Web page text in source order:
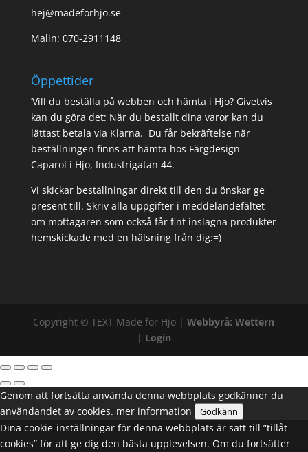
hej@madeforhjo.se
Malin: 070-2911148
Öppettider
’Vill du beställa på webben och hämta i Hjo? Givetvis
kan du göra det: När du beställt dina varor kan du
lättast betala via Klarna. Du får bekräftelse när
beställningen finns att hämta hos Färgdesign
Caparol i Hjo, Industrigatan 44.
Vi skickar beställningar direkt till den du önskar ge
present till. Skriv alla uppgifter i meddelandefältet
om mottagaren som också får fint inslagna produkter
hemskickade med en hälsning från dig:=)
Copyright ©TEXT Made for Hjo |Webbyrå: Wettern
| Login
Genom att fortsätta använda denna webbplats godkänner du
användandet av cookies. mer information Godkänn
Dina cookie-inställningar för denna webbplats är satt till ”tillåt
cookies” för att ge dig den bästa upplevelsen. Om du fortsätter